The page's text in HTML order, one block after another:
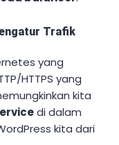
Trafik
yang
HTTPS yang
kita
di dalam
kita dari